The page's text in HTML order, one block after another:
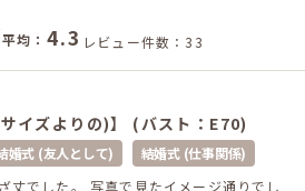
平均： 4.3 レビュー件数：33
イズよりの)】 (バスト：E70)
婚式 (友人として)
結婚式 (仕事関係)
丈でした。 写真で見たイメージ通りでし